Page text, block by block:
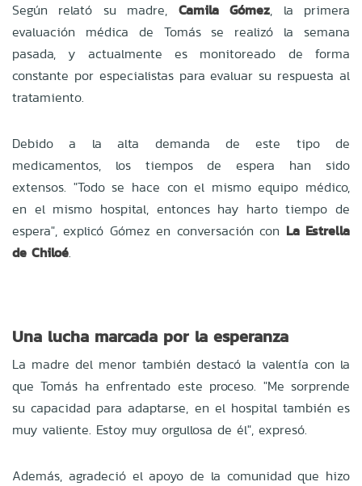
Según relató su madre, Camila Gómez, la primera
evaluación médica de Tomás se realizó la semana
pasada, y actualmente es monitoreado de forma
constante por especialistas para evaluar su respuesta al
tratamiento.
Debido a la alta demanda de este tipo de
medicamentos, los tiempos de espera han sido
extensos. "Todo se hace con el mismo equipo médico,
en el mismo hospital, entonces hay harto tiempo de
espera", explicó Gómez en conversación con La Estrella
de Chiloé.
Una lucha marcada por la esperanza
La madre del menor también destacó la valentía con la
que Tomás ha enfrentado este proceso. "Me sorprende
su capacidad para adaptarse, en el hospital también es
muy valiente. Estoy muy orgullosa de él", expresó.
Además, agradeció el apoyo de la comunidad que hizo